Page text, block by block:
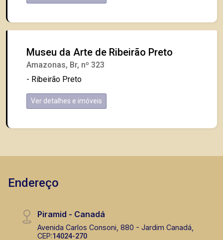
Museu da Arte de Ribeirão Preto
Amazonas, Br, nº 323
- Ribeirão Preto
Ver detalhes e imóveis
Endereço
Piramid - Canadá
Avenida Carlos Consoni, 880 - Jardim Canadá,
CEP:14024-270